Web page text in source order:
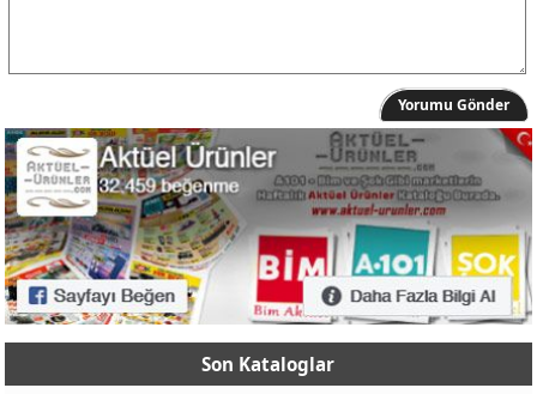
Yorumu Gönder
Son Kataloglar